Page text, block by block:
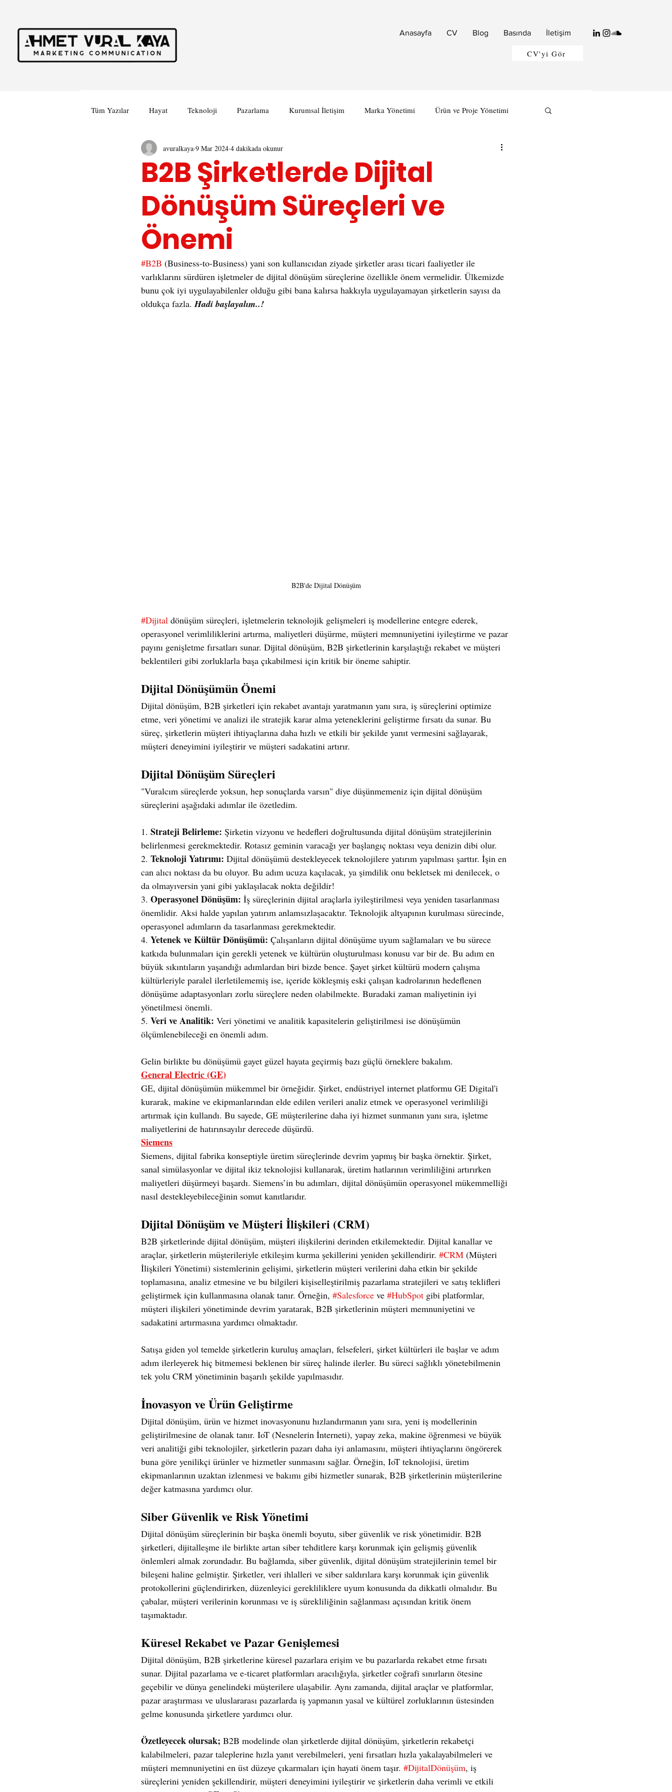
Anasayfa CV Blog Basında İletişim
CV'yi Gör
Tüm Yazılar Hayat Teknoloji Pazarlama Kurumsal İletişim Marka Yönetimi Ürün ve Proje Yönetimi
B2B Şirketlerde Dijital
Dönüşüm Süreçleri ve
Önemi
avuralkaya 9 Mar 2024 4 dakikada okunur
#B2B (Business-to-Business) yani son kullanıcıdan ziyade şirketler arası ticari faaliyetler ile
varlıklarını sürdüren işletmeler de dijital dönüşüm süreçlerine özellikle önem vermelidir. Ülkemizde
bunu çok iyi uygulayabilenler olduğu gibi bana kalırsa hakkıyla uygulayamayan şirketlerin sayısı da
oldukça fazla. Hadi başlayalım..!
B2B'de Dijital Dönüşüm
#Dijital dönüşüm süreçleri, işletmelerin teknolojik gelişmeleri iş modellerine entegre ederek,
operasyonel verimliliklerini artırma, maliyetleri düşürme, müşteri memnuniyetini iyileştirme ve pazar
payını genişletme fırsatları sunar. Dijital dönüşüm, B2B şirketlerinin karşılaştığı rekabet ve müşteri
beklentileri gibi zorluklarla başa çıkabilmesi için kritik bir öneme sahiptir.
Dijital Dönüşümün Önemi
Dijital dönüşüm, B2B şirketleri için rekabet avantajı yaratmanın yanı sıra, iş süreçlerini optimize
etme, veri yönetimi ve analizi ile stratejik karar alma yeteneklerini geliştirme fırsatı da sunar. Bu
süreç, şirketlerin müşteri ihtiyaçlarına daha hızlı ve etkili bir şekilde yanıt vermesini sağlayarak,
müşteri deneyimini iyileştirir ve müşteri sadakatini artırır.
Dijital Dönüşüm Süreçleri
"Vuralcım süreçlerde yoksun, hep sonuçlarda varsın" diye düşünmemeniz için dijital dönüşüm
süreçlerini aşağıdaki adımlar ile özetledim.
1. Strateji Belirleme: Şirketin vizyonu ve hedefleri doğrultusunda dijital dönüşüm stratejilerinin
belirlenmesi gerekmektedir. Rotasız geminin varacağı yer başlangıç noktası veya denizin dibi olur.
2. Teknoloji Yatırımı: Dijital dönüşümü destekleyecek teknolojilere yatırım yapılması şarttır. İşin en
can alıcı noktası da bu oluyor. Bu adım ucuza kaçılacak, ya şimdilik onu bekletsek mi denilecek, o
da olmayıversin yani gibi yaklaşılacak nokta değildir!
3. Operasyonel Dönüşüm: İş süreçlerinin dijital araçlarla iyileştirilmesi veya yeniden tasarlanması
önemlidir. Aksi halde yapılan yatırım anlamsızlaşacaktır. Teknolojik altyapının kurulması sürecinde,
operasyonel adımların da tasarlanması gerekmektedir.
4. Yetenek ve Kültür Dönüşümü: Çalışanların dijital dönüşüme uyum sağlamaları ve bu sürece
katkıda bulunmaları için gerekli yetenek ve kültürün oluşturulması konusu var bir de. Bu adım en
büyük sıkıntıların yaşandığı adımlardan biri bizde bence. Şayet şirket kültürü modern çalışma
kültürleriyle paralel ilerletilememiş ise, içeride kökleşmiş eski çalışan kadrolarının hedeflenen
dönüşüme adaptasyonları zorlu süreçlere neden olabilmekte. Buradaki zaman maliyetinin iyi
yönetilmesi önemli.
5. Veri ve Analitik: Veri yönetimi ve analitik kapasitelerin geliştirilmesi ise dönüşümün
ölçümlenebileceği en önemli adım.
Gelin birlikte bu dönüşümü gayet güzel hayata geçirmiş bazı güçlü örneklere bakalım.
General Electric (GE)
GE, dijital dönüşümün mükemmel bir örneğidir. Şirket, endüstriyel internet platformu GE Digital'i
kurarak, makine ve ekipmanlarından elde edilen verileri analiz etmek ve operasyonel verimliliği
artırmak için kullandı. Bu sayede, GE müşterilerine daha iyi hizmet sunmanın yanı sıra, işletme
maliyetlerini de hatırınsayılır derecede düşürdü.
Siemens
Siemens, dijital fabrika konseptiyle üretim süreçlerinde devrim yapmış bir başka örnektir. Şirket,
sanal simülasyonlar ve dijital ikiz teknolojisi kullanarak, üretim hatlarının verimliliğini artırırken
maliyetleri düşürmeyi başardı. Siemens’in bu adımları, dijital dönüşümün operasyonel mükemmelliği
nasıl destekleyebileceğinin somut kanıtlarıdır.
Dijital Dönüşüm ve Müşteri İlişkileri (CRM)
B2B şirketlerinde dijital dönüşüm, müşteri ilişkilerini derinden etkilemektedir. Dijital kanallar ve
araçlar, şirketlerin müşterileriyle etkileşim kurma şekillerini yeniden şekillendirir. #CRM (Müşteri
İlişkileri Yönetimi) sistemlerinin gelişimi, şirketlerin müşteri verilerini daha etkin bir şekilde
toplamasına, analiz etmesine ve bu bilgileri kişiselleştirilmiş pazarlama stratejileri ve satış teklifleri
geliştirmek için kullanmasına olanak tanır. Örneğin, #Salesforce ve #HubSpot gibi platformlar,
müşteri ilişkileri yönetiminde devrim yaratarak, B2B şirketlerinin müşteri memnuniyetini ve
sadakatini artırmasına yardımcı olmaktadır.
Satışa giden yol temelde şirketlerin kuruluş amaçları, felsefeleri, şirket kültürleri ile başlar ve adım
adım ilerleyerek hiç bitmemesi beklenen bir süreç halinde ilerler. Bu süreci sağlıklı yönetebilmenin
tek yolu CRM yönetiminin başarılı şekilde yapılmasıdır.
İnovasyon ve Ürün Geliştirme
Dijital dönüşüm, ürün ve hizmet inovasyonunu hızlandırmanın yanı sıra, yeni iş modellerinin
geliştirilmesine de olanak tanır. IoT (Nesnelerin İnterneti), yapay zeka, makine öğrenmesi ve büyük
veri analitiği gibi teknolojiler, şirketlerin pazarı daha iyi anlamasını, müşteri ihtiyaçlarını öngörerek
buna göre yenilikçi ürünler ve hizmetler sunmasını sağlar. Örneğin, IoT teknolojisi, üretim
ekipmanlarının uzaktan izlenmesi ve bakımı gibi hizmetler sunarak, B2B şirketlerinin müşterilerine
değer katmasına yardımcı olur.
Siber Güvenlik ve Risk Yönetimi
Dijital dönüşüm süreçlerinin bir başka önemli boyutu, siber güvenlik ve risk yönetimidir. B2B
şirketleri, dijitalleşme ile birlikte artan siber tehditlere karşı korunmak için gelişmiş güvenlik
önlemleri almak zorundadır. Bu bağlamda, siber güvenlik, dijital dönüşüm stratejilerinin temel bir
bileşeni haline gelmiştir. Şirketler, veri ihlalleri ve siber saldırılara karşı korunmak için güvenlik
protokollerini güçlendirirken, düzenleyici gerekliliklere uyum konusunda da dikkatli olmalıdır. Bu
çabalar, müşteri verilerinin korunması ve iş sürekliliğinin sağlanması açısından kritik önem
taşımaktadır.
Küresel Rekabet ve Pazar Genişlemesi
Dijital dönüşüm, B2B şirketlerine küresel pazarlara erişim ve bu pazarlarda rekabet etme fırsatı
sunar. Dijital pazarlama ve e-ticaret platformları aracılığıyla, şirketler coğrafi sınırların ötesine
geçebilir ve dünya genelindeki müşterilere ulaşabilir. Aynı zamanda, dijital araçlar ve platformlar,
pazar araştırması ve uluslararası pazarlarda iş yapmanın yasal ve kültürel zorluklarının üstesinden
gelme konusunda şirketlere yardımcı olur.
Özetleyecek olursak; B2B modelinde olan şirketlerde dijital dönüşüm, şirketlerin rekabetçi
kalabilmeleri, pazar taleplerine hızla yanıt verebilmeleri, yeni fırsatları hızla yakalayabilmeleri ve
müşteri memnuniyetini en üst düzeye çıkarmaları için hayati önem taşır. #DijitalDönüşüm, iş
süreçlerini yeniden şekillendirir, müşteri deneyimini iyileştirir ve şirketlerin daha verimli ve etkili